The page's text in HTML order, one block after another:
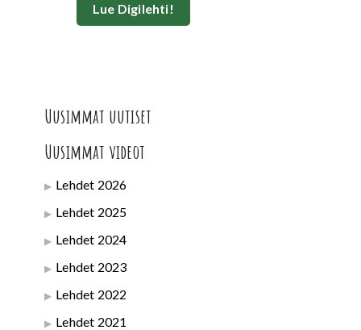
Lue Digilehti!
Uusimmat uutiset
Uusimmat videot
Lehdet 2026
Lehdet 2025
Lehdet 2024
Lehdet 2023
Lehdet 2022
Lehdet 2021